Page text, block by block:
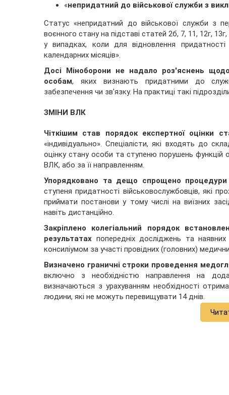
«непридатний до військової служби з
Статус «непридатний до військової служби з
воєнного стану на підставі статей 2б, 7, 11, 12г,
у випадках, коли для відновлення
календарних місяців».
Досі Міноборони не надало роз'яснень
особам, яких визнають придатними до
забезпечення чи зв'язку. На практиці такі
ЗМІНИ ВЛК
Чіткішим став порядок експертної оцінки
«індивідуально». Спеціалісти, які входять до
оцінку стану особи та ступеню порушень
ВЛК, або за її направленням.
Упорядковано та дещо спрощено
ступеня придатності військовослужбовців, які
приймати постанови у тому числі на виїзних
навіть дистанційно.
Закріплено колегіальний порядок
результатах попередніх досліджень та
консиліумом за участі провідних (головних)
Визначено граничні строки проведення
включно з необхідністю направлення на
визначаються з урахуванням необхідності
людини, які не можуть перевищувати 14 днів.